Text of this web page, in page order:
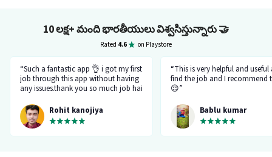
10 లక్ష+ మంది భారతీయులు విశ్వసిస్తున్నారు🤝
Rated 4.6 on Playstore
“Such a fantastic app 👌 i got my first
job through this app without having
any issues.thank you so much job hai
don't be changed in feature.I like
your job that you all are doing very
great and not allowing fake and
fraud recruiter.”
Rohit kanojiya
“This is very helpful and
find the job and I recommend
😌”
Bablu kumar